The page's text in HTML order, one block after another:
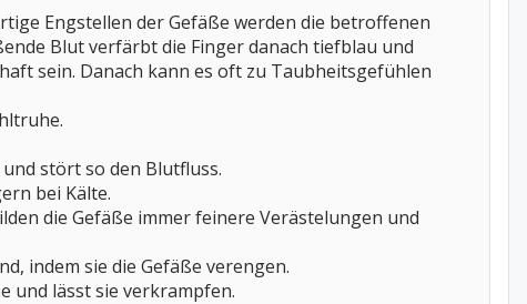
Engstellen der Gefäße werden die betroffenen
Blut verfärbt die Finger danach tiefblau und
sein. Danach kann es oft zu Taubheitsgefühlen
stört so den Blutfluss.
bei Kälte.
die Gefäße immer feinere Verästelungen und
indem sie die Gefäße verengen.
und lässt sie verkrampfen.